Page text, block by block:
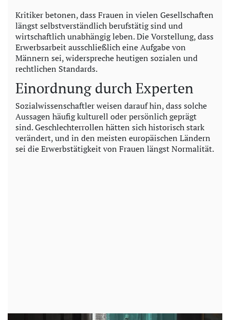
Kritiker betonen, dass Frauen in vielen Gesellschaften
längst selbstverständlich berufstätig sind und
wirtschaftlich unabhängig leben. Die Vorstellung, dass
Erwerbsarbeit ausschließlich eine Aufgabe von
Männern sei, widerspreche heutigen sozialen und
rechtlichen Standards.
Einordnung durch Experten
Sozialwissenschaftler weisen darauf hin, dass solche
Aussagen häufig kulturell oder persönlich geprägt
sind. Geschlechterrollen hätten sich historisch stark
verändert, und in den meisten europäischen Ländern
sei die Erwerbstätigkeit von Frauen längst Normalität.